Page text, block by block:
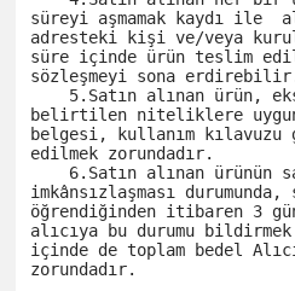
süreyi aşmamak kaydı ile
adresteki kişi ve/veya
süre içinde ürün teslim
sözleşmeyi sona
belirtilen niteliklere
belgesi, kullanım
edilmek zorundadır.
imkânsızlaşması
öğrendiğinden itibaren 3
alıcıya bu durumu
içinde de toplam bedel
zorundadır.